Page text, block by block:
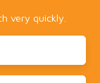
very quickly.